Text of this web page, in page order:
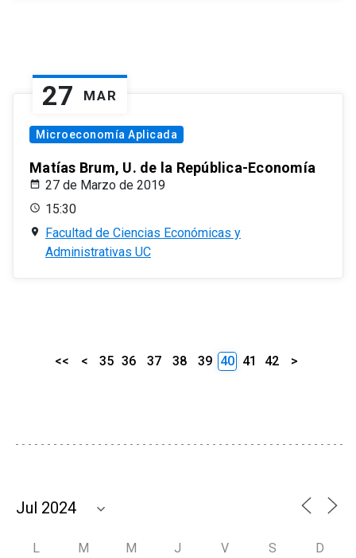
27 MAR
Microeconomía Aplicada
Matías Brum, U. de la República-Economía
27 de Marzo de 2019
15:30
Facultad de Ciencias Económicas y
Administrativas UC
<< < 35 36 37 38 39 40 41 42 >
L M M J V S D